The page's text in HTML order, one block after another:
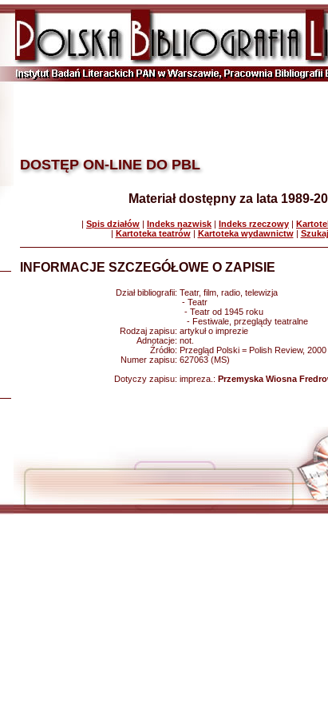
DOSTĘP ON-LINE DO PBL
Materiał dostępny za lata 1989-
| Spis działów | Indeks nazwisk | Indeks rzeczowy |
| Kartoteka teatrów| Kartoteka wydawnictw|
INFORMACJE SZCZEGÓŁOWE O ZAPISIE
Dział bibliografii: Teatr, film, radio, telewizja
- Teatr
- Teatr od 1945 roku
- Festiwale, przeglądy teatralne
Rodzaj zapisu: artykuł o imprezie
Adnotacje: not.
Źródło: Przegląd Polski = Polish Review,
Numer zapisu: 627063 (MS)
Dotyczy zapisu: impreza.: Przemyska Wiosna